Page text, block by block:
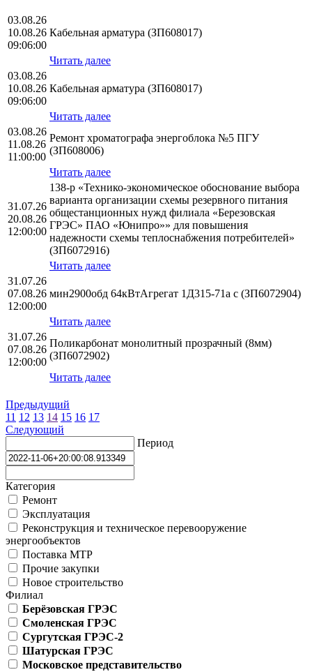
03.08.26
10.08.26
09:06:00
Кабельная арматура (ЗП608017)
Читать далее
03.08.26
10.08.26
09:06:00
Кабельная арматура (ЗП608017)
Читать далее
03.08.26
11.08.26
11:00:00
Ремонт хроматографа энергоблока №5 ПГУ
(ЗП608006)
Читать далее
31.07.26
20.08.26
12:00:00
138-р «Технико-экономическое обоснование выбора
варианта организации схемы резервного питания
общестанционных нужд филиала «Березовская
ГРЭС» ПАО «Юнипро»» для повышения
надежности схемы теплоснабжения потребителей»
(ЗП6072916)
Читать далее
31.07.26
07.08.26
12:00:00
мин2900обд 64кВтАгрегат 1Д315-71а с (ЗП6072904)
Читать далее
31.07.26
07.08.26
12:00:00
Поликарбонат монолитный прозрачный (8мм)
(ЗП6072902)
Читать далее
Предыдущий
11 12 13 14 15 16 17
Следующий
Период
Категория
Ремонт
Эксплуатация
Реконструкция и техническое перевооружение
энергообъектов
Поставка МТР
Прочие закупки
Новое строительство
Филиал
Берёзовская ГРЭС
Смоленская ГРЭС
Сургутская ГРЭС-2
Шатурская ГРЭС
Московское представительство